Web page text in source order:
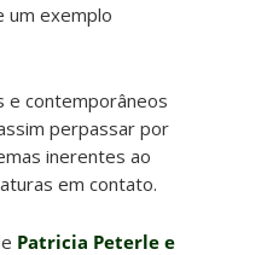
um exemplo
e contemporâneos
perpassar por
inerentes ao
em contato.
Patricia Peterle e